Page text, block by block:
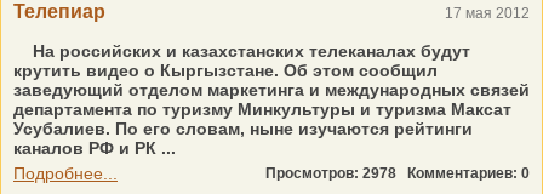
Телепиар 17 мая 2012
На российских и казахстанских телеканалах будут
крутить видео о Кыргызстане. Об этом сообщил
заведующий отделом маркетинга и международных связей
департамента по туризму Минкультуры и туризма Максат
Усубалиев. По его словам, ныне изучаются рейтинги
каналов РФ и РК ...
Подробнее...
Просмотров: 2978 Комментариев: 0